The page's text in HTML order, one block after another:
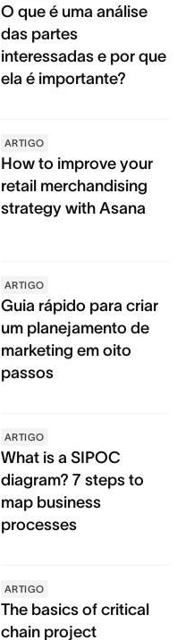
O que é uma análise
das partes
interessadas e por que
ela é importante?
ARTIGO
How to improve your
retail merchandising
strategy with Asana
ARTIGO
Guia rápido para criar
um planejamento de
marketing em oito
passos
ARTIGO
What is a SIPOC
diagram? 7 steps to
map business
processes
ARTIGO
The basics of critical
chain project